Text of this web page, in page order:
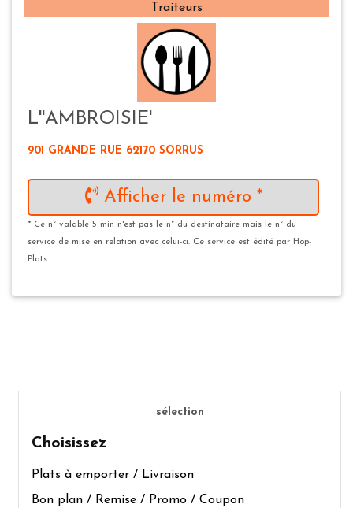
Traiteurs
L''AMBROISIE'
901 GRANDE RUE 62170 SORRUS
Afficher le numéro *
* Ce n° valable 5 min n'est pas le n° du destinataire mais le n° du
service de mise en relation avec celui-ci. Ce service est édité par Hop-
Plats.
sélection
Choisissez
Plats à emporter / Livraison
Bon plan / Remise / Promo / Coupon